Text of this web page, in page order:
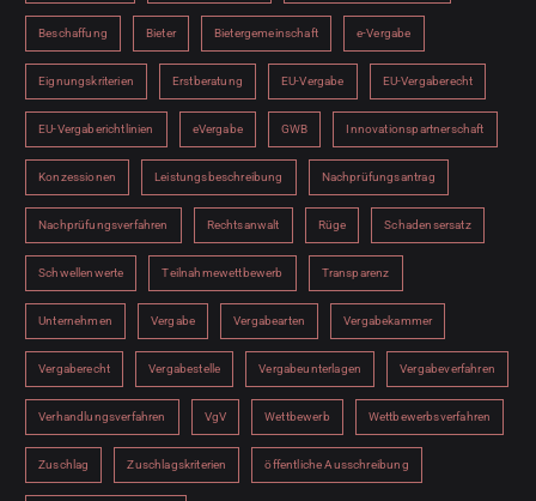
Beschaffung Bieter Bietergemeinschaft e-Vergabe
Eignungskriterien Erstberatung EU-Vergabe EU-Vergaberecht
EU-Vergaberichtlinien eVergabe GWB Innovationspartnerschaft
Konzessionen Leistungsbeschreibung Nachprüfungsantrag
Nachprüfungsverfahren Rechtsanwalt Rüge Schadensersatz
Schwellenwerte Teilnahmewettbewerb Transparenz
Unternehmen Vergabe Vergabearten Vergabekammer
Vergaberecht Vergabestelle Vergabeunterlagen Vergabeverfahren
Verhandlungsverfahren VgV Wettbewerb Wettbewerbsverfahren
Zuschlag Zuschlagskriterien öffentliche Ausschreibung